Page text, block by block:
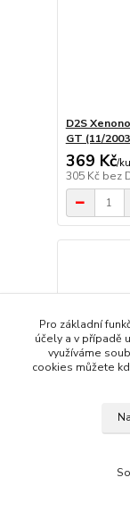
D2S
GT (11/
369 Kč/
305 Kč bez
Pro základní
účely a v případě
využíváme
cookies můžete